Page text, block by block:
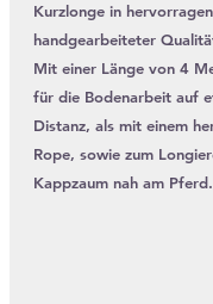
Kurzlonge in
handgearbeiteter
Mit einer Länge von 4
für die Bodenarbeit auf
Distanz, als mit einem
Rope, sowie zum
Kappzaum nah am Pferd.